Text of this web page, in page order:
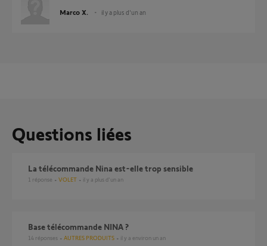
Marco X. il y a plus d'un an
Questions liées
la télécommande Nina est-elle trop sensible
1 réponse VOLET il y a plus d'un an
Base télécommande NINA ?
14 réponses AUTRES PRODUITS il y a environ un an